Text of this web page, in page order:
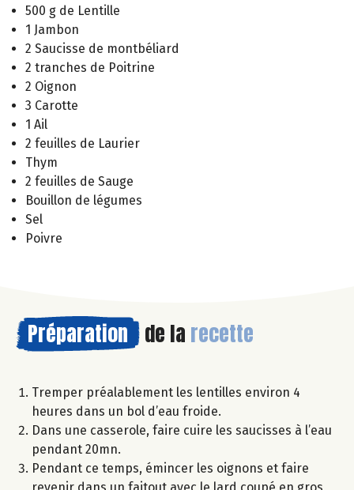
500 g de Lentille
1 Jambon
2 Saucisse de montbéliard
2 tranches de Poitrine
2 Oignon
3 Carotte
1 Ail
2 feuilles de Laurier
Thym
2 feuilles de Sauge
Bouillon de légumes
Sel
Poivre
Préparation de la recette
Tremper préalablement les lentilles environ 4
heures dans un bol d’eau froide.
Dans une casserole, faire cuire les saucisses à l’eau
pendant 20mn.
Pendant ce temps, émincer les oignons et faire